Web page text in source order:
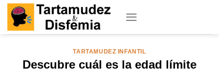
Skip
content
TARTAMUDEZ INFANTIL
Descubre cuál es la edad límite